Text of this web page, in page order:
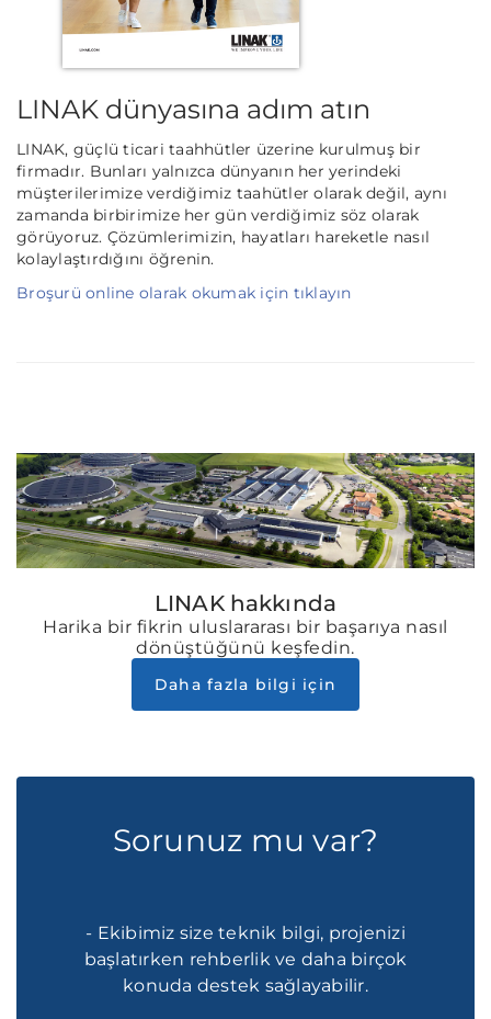
LINAK dünyasına adım atın
LINAK, güçlü ticari taahhütler üzerine kurulmuş bir
firmadır. Bunları yalnızca dünyanın her yerindeki
müşterilerimize verdiğimiz taahütler olarak değil, aynı
zamanda birbirimize her gün verdiğimiz söz olarak
görüyoruz. Çözümlerimizin, hayatları hareketle nasıl
kolaylaştırdığını öğrenin.
Broşurü online olarak okumak için tıklayın
LINAK hakkında
Harika bir fikrin uluslararası bir başarıya nasıl
dönüştüğünü keşfedin.
Daha fazla bilgi için
Sorunuz mu var?
- Ekibimiz size teknik bilgi, projenizi
başlatırken rehberlik ve daha birçok
konuda destek sağlayabilir.